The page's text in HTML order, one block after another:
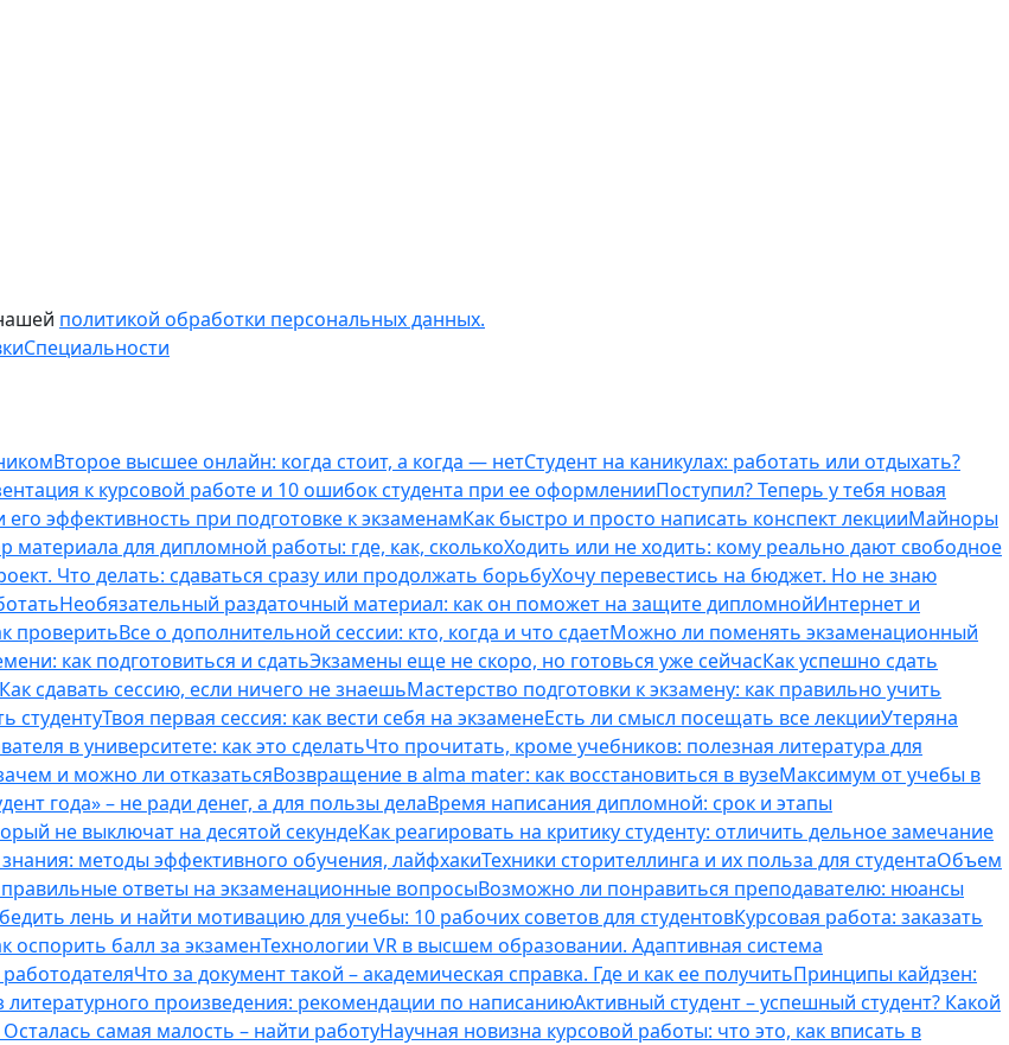
политикой обработки персональных данных.
Специальности
Второе высшее онлайн: когда стоит, а когда — нетСтудент на каникулах: работать или отдыхать?
к курсовой работе и 10 ошибок студента при ее оформленииПоступил? Теперь у тебя новая
эффективность при подготовке к экзаменамКак быстро и просто написать конспект лекцииМайноры
материала для дипломной работы: где, как, сколькоХодить или не ходить: кому реально дают свободное
Что делать: сдаваться сразу или продолжать борьбуХочу перевестись на бюджет. Но не знаю
Необязательный раздаточный материал: как он поможет на защите дипломнойИнтернет и
проверитьВсе о дополнительной сессии: кто, когда и что сдаетМожно ли поменять экзаменационный
как подготовиться и сдатьЭкзамены еще не скоро, но готовься уже сейчасКак успешно сдать
сдавать сессию, если ничего не знаешьМастерство подготовки к экзамену: как правильно учить
студентуТвоя первая сессия: как вести себя на экзаменеЕсть ли смысл посещать все лекцииУтеряна
в университете: как это сделатьЧто прочитать, кроме учебников: полезная литература для
и можно ли отказатьсяВозвращение в alma mater: как восстановиться в вузеМаксимум от учебы в
года» – не ради денег, а для пользы делаВремя написания дипломной: срок и этапы
не выключат на десятой секундеКак реагировать на критику студенту: отличить дельное замечание
методы эффективного обучения, лайфхакиТехники сторителлинга и их польза для студентаОбъем
правильные ответы на экзаменационные вопросыВозможно ли понравиться преподавателю: нюансы
лень и найти мотивацию для учебы: 10 рабочих советов для студентовКурсовая работа: заказать
оспорить балл за экзаменТехнологии VR в высшем образовании. Адаптивная система
Что за документ такой – академическая справка. Где и как ее получитьПринципы кайдзен:
литературного произведения: рекомендации по написаниюАктивный студент – успешный студент? Какой
самая малость – найти работуНаучная новизна курсовой работы: что это, как вписать в